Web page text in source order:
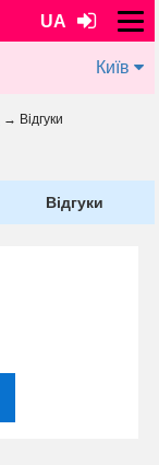
UA
Київ
→ Відгуки
Відгуки